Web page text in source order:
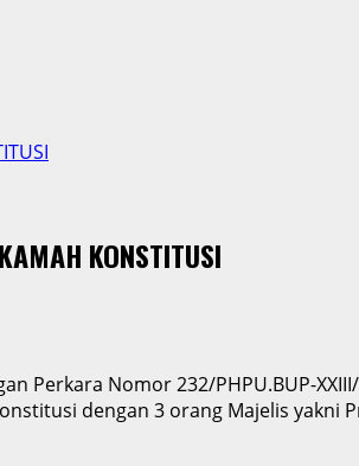
KONSTITUSI
Perkara Nomor 232/PHPU.BUP-
dengan 3 orang Majelis yakni